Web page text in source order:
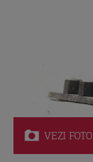
VEZI FOTO